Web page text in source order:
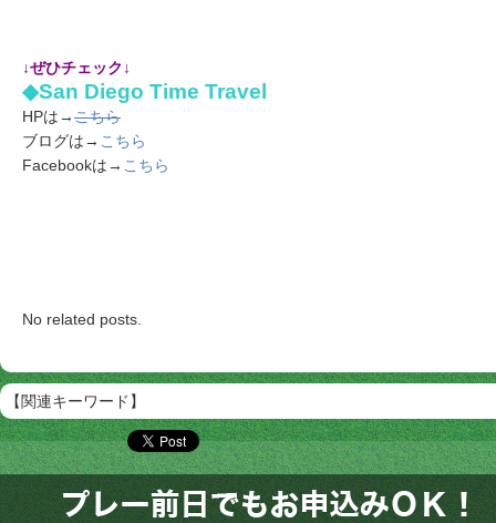
↓ぜひチェック↓
◆San Diego Time Travel
HPは→こちら
ブログは→ こちら
Facebookは→ こちら
No related posts.
【関連キーワード】